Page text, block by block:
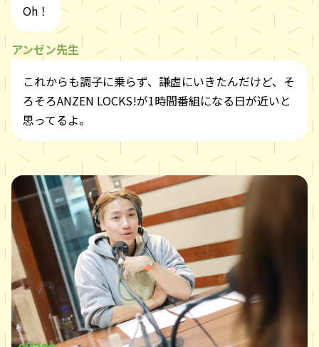
Oh！
アンゼン先生
これからも調子に乗らず、謙虚にいきたんだけど、そ
ろそろANZEN LOCKS!が1時間番組になる日が近いと
思ってるよ。